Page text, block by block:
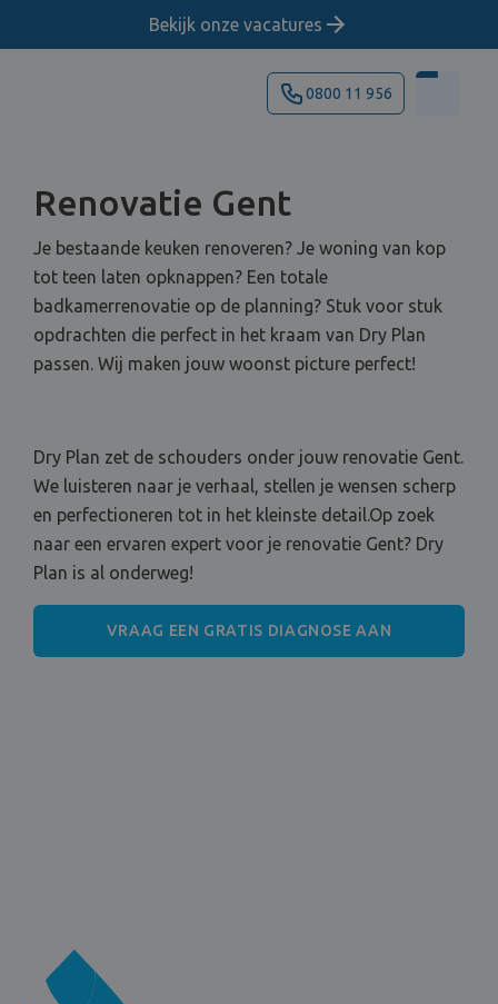
Bekijk onze vacatures
0800 11 956
Renovatie Gent
Je bestaande keuken renoveren? Je woning van kop
tot teen laten opknappen? Een totale
badkamerrenovatie op de planning? Stuk voor stuk
opdrachten die perfect in het kraam van Dry Plan
passen. Wij maken jouw woonst picture perfect!
Dry Plan zet de schouders onder jouw renovatie Gent.
We luisteren naar je verhaal, stellen je wensen scherp
en perfectioneren tot in het kleinste detail.Op zoek
naar een ervaren expert voor je renovatie Gent? Dry
Plan is al onderweg!
VRAAG EEN GRATIS DIAGNOSE AAN